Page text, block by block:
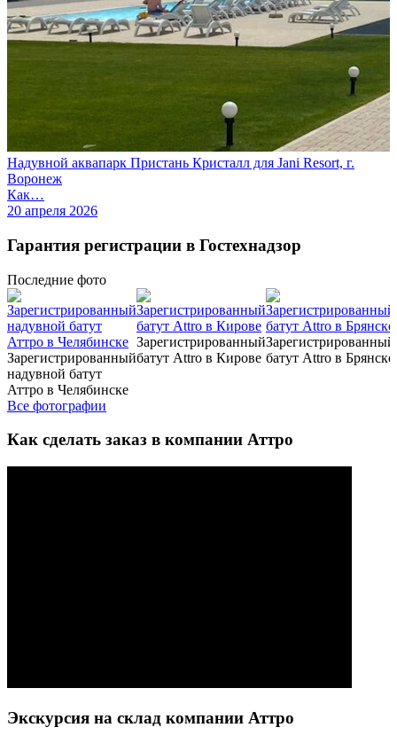
Надувной аквапарк Пристань Кристалл для Jani Resort, г.
Воронеж
Как…
20 апреля 2026
Гарантия регистрации в Гостехнадзор
Последние фото
Зарегистрированный
надувной батут
Аттро в Челябинске
Зарегистрированный
батут Attro в Кирове
Зарегистрированный
батут Attro в Брянске
Все фотографии
Как сделать заказ в компании Аттро
Экскурсия на склад компании Аттро